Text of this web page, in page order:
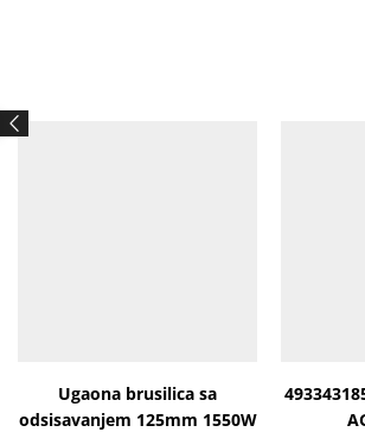
Ugaona brusilica sa
odsisavanjem 125mm 1550W